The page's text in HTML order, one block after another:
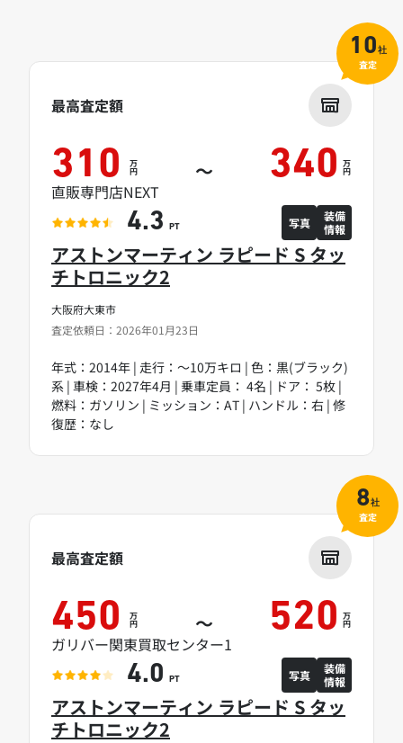
大阪府大東市
査定依頼日：2026年01月23日
アストンマーティン ラピード S タッ
チトロニック2
年式：2014年 | 走行：～10万キロ | 色：黒(ブラック)
系 | 車検：2027年4月 | 乗車定員： 4名 | ドア： 5枚 |
燃料：ガソリン | ミッション：AT | ハンドル：右 | 修
復歴：なし
最高査定額
310 万
円 ～ 340 万
円
直販専門店NEXT
4.3 PT 写真
装備
情報
10社
査定
アストンマーティン ラピード S タッ
チトロニック2
最高査定額
450 万
円 ～ 520 万
円
ガリバー関東買取センター1
4.0 PT 写真
装備
情報
8社
査定